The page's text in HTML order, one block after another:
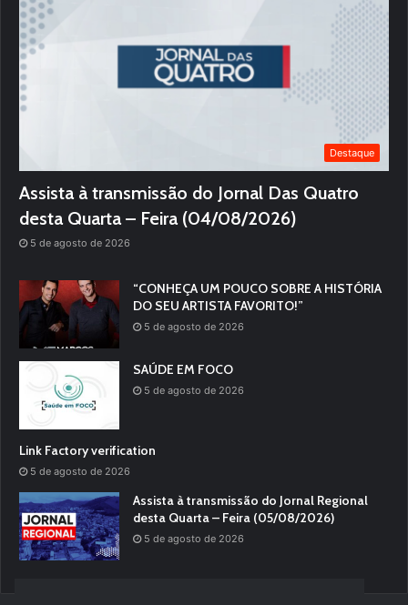
Destaque
Assista à transmissão do Jornal Das Quatro
desta Quarta – Feira (04/08/2026)
5 de agosto de 2026
“CONHEÇA UM POUCO SOBRE A HISTÓRIA
DO SEU ARTISTA FAVORITO!”
5 de agosto de 2026
SAÚDE EM FOCO
5 de agosto de 2026
Link Factory verification
5 de agosto de 2026
Assista à transmissão do Jornal Regional
desta Quarta – Feira (05/08/2026)
5 de agosto de 2026